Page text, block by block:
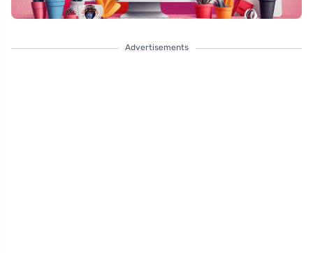
Advertisements